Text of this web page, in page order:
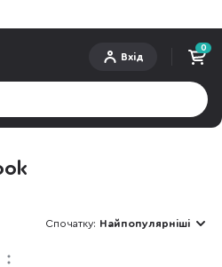
Вхід
0
Спочатку: Найпопулярніші